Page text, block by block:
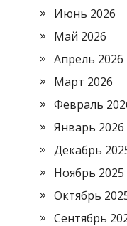
Июнь 2026
Май 2026
Апрель 2026
Март 2026
Февраль
Январь 2026
Декабрь
Ноябрь 2025
Октябрь
Сентябрь